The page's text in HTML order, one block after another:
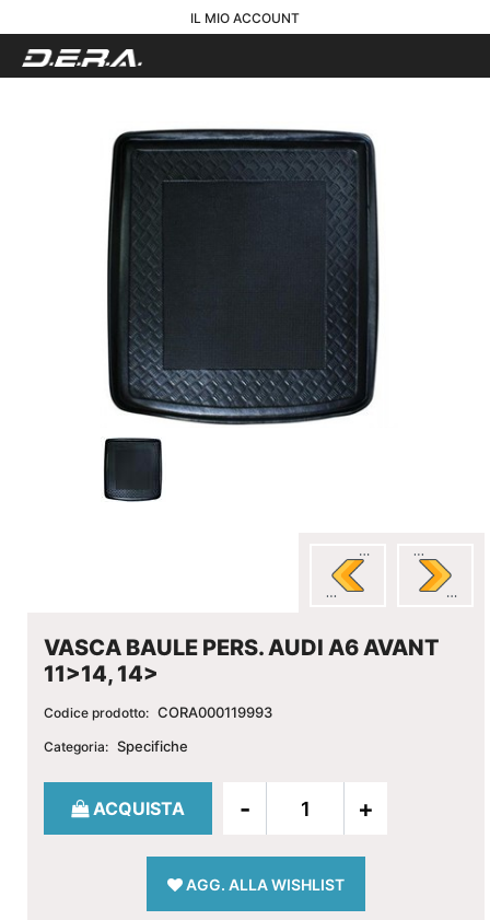
IL MIO ACCOUNT
VASCA BAULE PERS. AUDI A6 AVANT
11>14, 14>
Codice prodotto: CORA000119993
Categoria: Specifiche
Quantità
ACQUISTA
AGG. ALLA WISHLIST